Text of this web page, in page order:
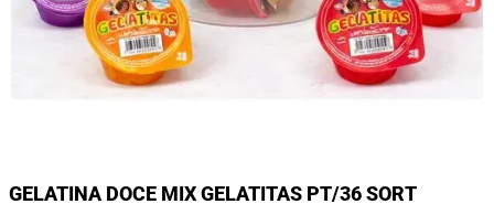
GELATINA DOCE MIX GELATITAS PT/36 SORT